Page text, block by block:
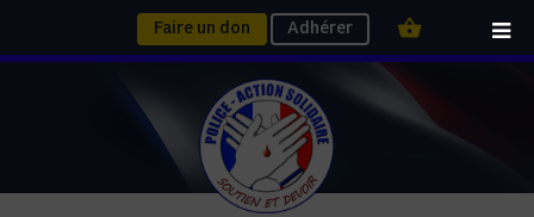
Faire un don Adhérer